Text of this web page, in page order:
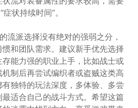
状持续时间”。
流派选择没有绝对的强弱之分，
和团队需求。建议新手优先选择
能力强的职业上手，比如战士或
制后再尝试编织者或盗贼这类高
独特的玩法深度，多体验、多尝
适合自己的战斗方式。希望这篇